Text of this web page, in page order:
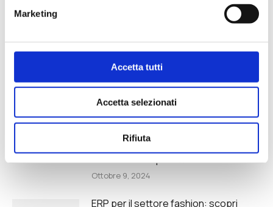
Marketing
Accetta tutti
Accetta selezionati
Rifiuta
Come rimanere competitivi nel
settore della moda, dei calzaturifici e
delle pelletterie: strategie per il
successo aziendale
Ottobre 17, 2024
Come ottimizzare la produzione della
dedicato al settore moda,
Ottobre 9, 2024
ERP per il settore fashion: scopri